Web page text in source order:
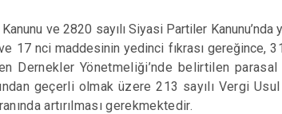
ve 2820 sayılı Siyasi Partiler Kanunu’nda
17 nci maddesinin yedinci fıkrası gereğince,
Dernekler Yönetmeliği’nde belirtilen
geçerli olmak üzere 213 sayılı Vergi Usul
artırılması gerekmektedir.